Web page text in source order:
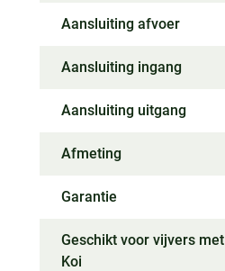
Aansluiting afvoer
Aansluiting ingang
Aansluiting uitgang
Afmeting
Garantie
Geschikt voor vijvers met
Koi